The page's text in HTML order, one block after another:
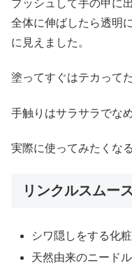
プッシュして手の甲に
全体に伸ばしたら透明
に見えました。
塗ってすぐはテカって
手触りはサラサラでな
実際に使ってみたくな
リンクルスムー
シワ隠しをする化
天然由来のニード